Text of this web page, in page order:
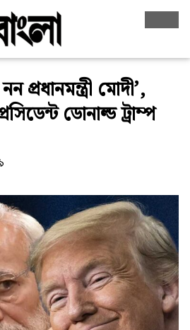
প্রধানমন্ত্রী মোদী’,
ডোনাল্ড ট্রাম্প